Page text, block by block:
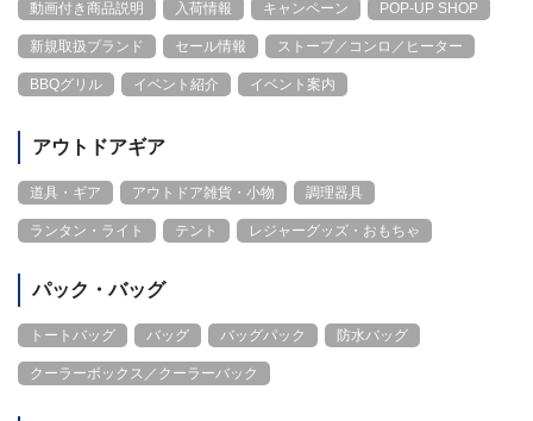
動画付き商品説明 入荷情報 キャンペーン POP-UP SHOP
新規取扱ブランド セール情報 ストーブ／コンロ／ヒーター
BBQグリル イベント紹介 イベント案内
アウトドアギア
道具・ギア アウトドア雑貨・小物 調理器具
ランタン・ライト テント レジャーグッズ・おもちゃ
パック・バッグ
トートバッグ バッグ バッグパック 防水バッグ
クーラーボックス／クーラーバック